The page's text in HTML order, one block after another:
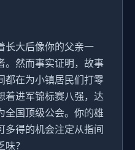
长大后像你的父亲一
。然而事实证明，故事
在为小镇居民们打零
着进军锦标赛八强，达
国顶级公会。你的雄
多得的机会注定从指间
？